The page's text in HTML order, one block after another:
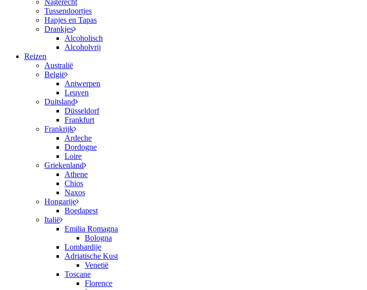
Nagerecht
Tussendoortjes
Hapjes en Tapas
Drankjes
Alcoholisch
Alcoholvrij
Reizen
Australië
België
Antwerpen
Leuven
Duitsland
Düsseldorf
Frankfurt
Frankrijk
Ardeche
Dordogne
Loire
Griekenland
Athene
Chios
Naxos
Hongarije
Boedapest
Italië
Emilia Romagna
Bologna
Lombardije
Adriatische Kust
Venetië
Toscane
Florence